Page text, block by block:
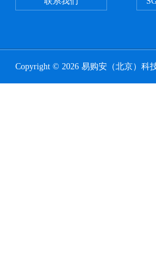
Copyright © 2026 易购安（北京）科